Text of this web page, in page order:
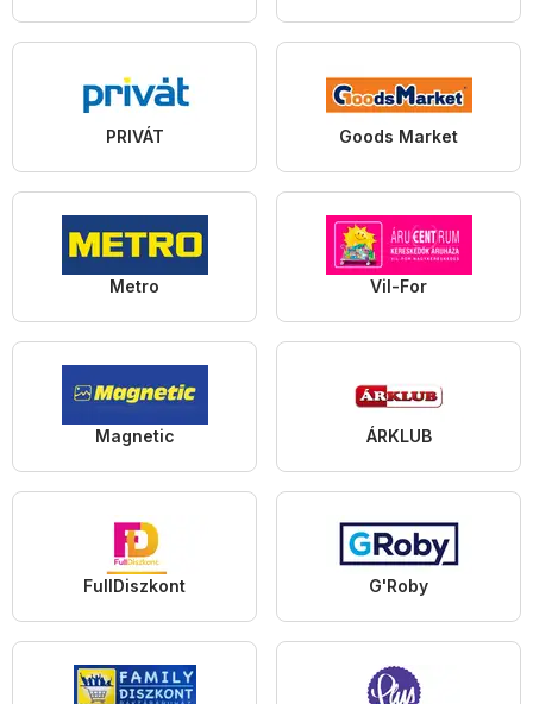
PRIVÁT Goods Market
Metro Vil-For
Magnetic ÁRKLUB
FullDiszkont G'Roby